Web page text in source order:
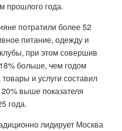
прошлого года.
потратили более 52
питание, одежду и
при этом совершив
больше, чем годом
и услуги составил
выше показателя
года.
лидирует Москва